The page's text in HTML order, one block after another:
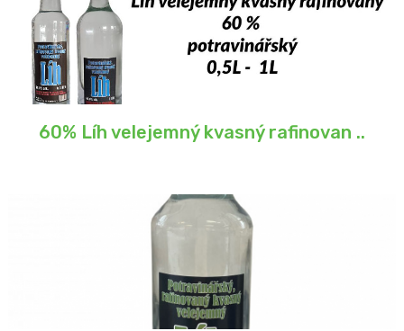
60% Líh velejemný kvasný rafinovan ..